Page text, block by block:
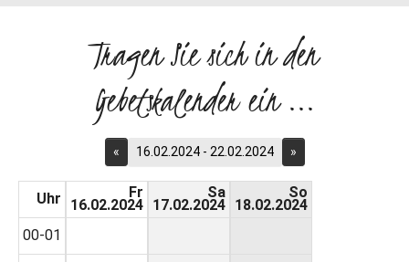
Tragen Sie sich in den
Gebetskalender ein ...
« 16.02.2024 - 22.02.2024 »
Uhr
00-01
Fr
16.02.2024
Sa
17.02.2024
So
18.02.2024